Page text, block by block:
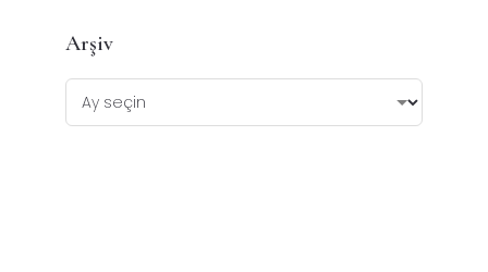
Arşiv